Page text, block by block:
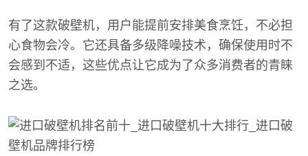
有了这款破壁机，用户能提前安排美食烹饪，不必担
心食物会冷。它还具备多级降噪技术，确保使用时不
会感到不适，这些优点让它成为了众多消费者的青睐
之选。